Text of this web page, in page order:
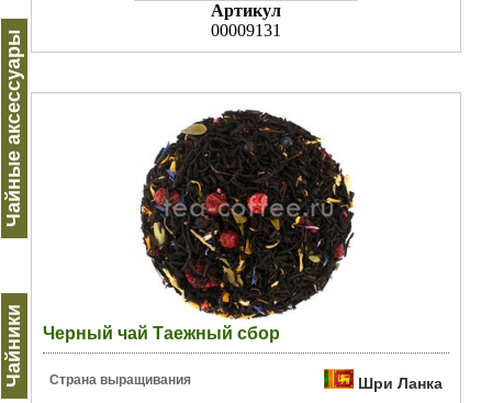
Чайные аксессуары
Чайники
Артикул
00009131
Черный чай Таежный сбор
Страна выращивания Шри Ланка